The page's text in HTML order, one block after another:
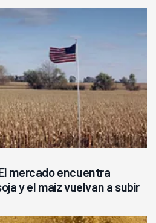
mercado encuentra
y el maíz vuelvan a subir